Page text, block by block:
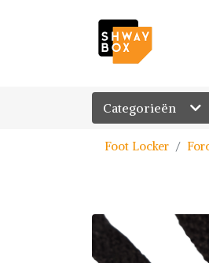
Categorieën
Foot Locker